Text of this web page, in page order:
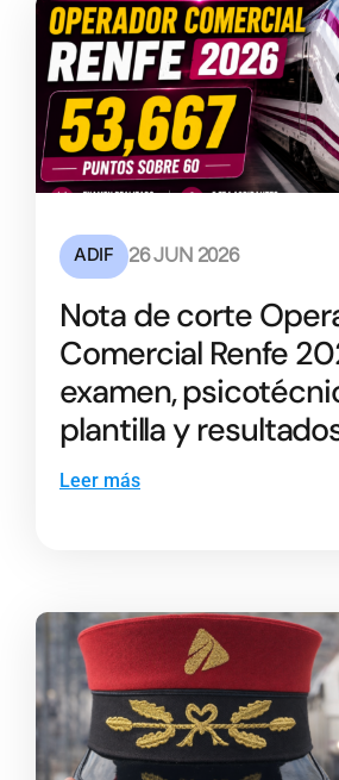
ADIF 26 JUN 2026
Nota de corte
Comercial Renfe
examen,
plantilla y
Leer más